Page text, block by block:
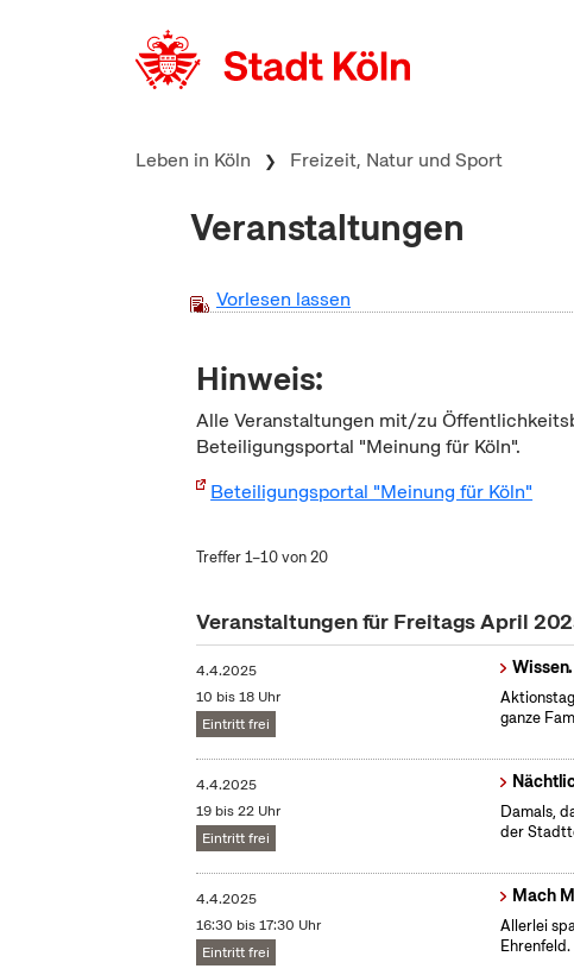
Leben in Köln Freizeit, Natur und Sport
Veranstaltungen
Vorlesen lassen
Hinweis:
Alle Veranstaltungen mit/zu
Beteiligungsportal "Meinung für Köln".
Beteiligungsportal "Meinung für Köln"
Treffer 1–10 von 20
Veranstaltungen für Freitags April
4.4.2025
10 bis 18 Uhr
Eintritt frei
ganze
4.4.2025
19 bis 22 Uhr
Eintritt frei
Damals,
der
4.4.2025
16:30 bis 17:30 Uhr
Eintritt frei
Mach
Allerlei
Ehrenfeld.